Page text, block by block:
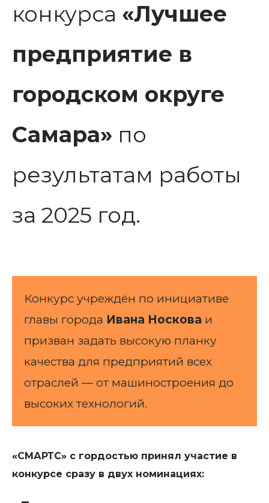
конкурса «Лучшее
предприятие в
городском округе
Самара» по
результатам работы
за 2025 год.
Конкурс учреждён по инициативе
главы города Ивана Носкова и
призван задать высокую планку
качества для предприятий всех
отраслей — от машиностроения до
высоких технологий.
«СМАРТС» с гордостью принял участие в
конкурсе сразу в двух номинациях: